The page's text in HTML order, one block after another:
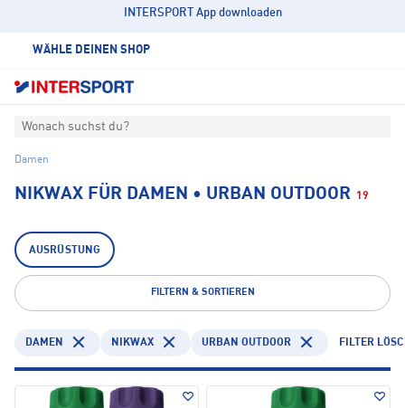
INTERSPORT App downloaden
WÄHLE DEINEN SHOP
Wonach suchst du?
Damen
NIKWAX FÜR DAMEN • URBAN OUTDOOR 19
AUSRÜSTUNG
FILTERN & SORTIEREN
DAMEN NIKWAX URBAN OUTDOOR FILTER